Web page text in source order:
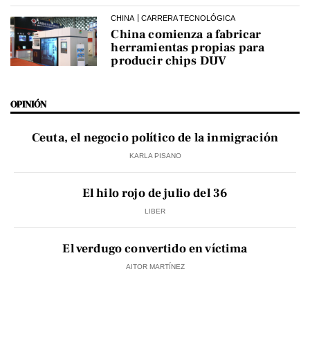
CHINA CARRERA TECNOLÓGICA
China comienza a fabricar
herramientas propias para
producir chips DUV
OPINIÓN
Ceuta, el negocio político de la inmigración
KARLA PISANO
El hilo rojo de julio del 36
LIBER
El verdugo convertido en víctima
AITOR MARTÍNEZ